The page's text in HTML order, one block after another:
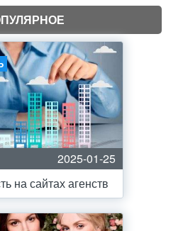
2025-01-25
на сайтах агенств